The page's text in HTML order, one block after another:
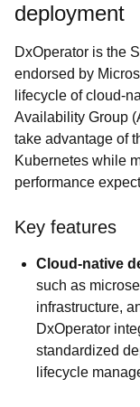
deployment
DxOperator is the
endorsed by
lifecycle of cloud-
Availability Group
take advantage of
Kubernetes while
performance
Key features
Cloud-native
such as
infrastructure,
DxOperator
standardized
lifecycle